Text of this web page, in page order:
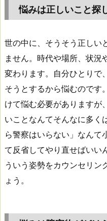
悩みは正しいこと探
世の中に、そうそう正しい
ません。時代や場所、状況
変わります。自分ひとりで
そうとするから悩むのです
けて悩む必要がありますが
いことなんてそんなに多く
ら警察はいらない」なんて
て反省してやり直せばいい
ういう姿勢をカウンセリン
ょう。